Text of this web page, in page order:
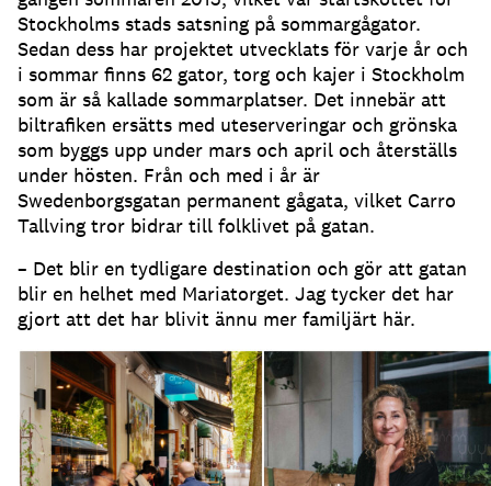
Stockholms stads satsning på sommargågator.
Sedan dess har projektet utvecklats för varje år och
i sommar finns 62 gator, torg och kajer i Stockholm
som är så kallade sommarplatser. Det innebär att
biltrafiken ersätts med uteserveringar och grönska
som byggs upp under mars och april och återställs
under hösten. Från och med i år är
Swedenborgsgatan permanent gågata, vilket Carro
Tallving tror bidrar till folklivet på gatan.
– Det blir en tydligare destination och gör att gatan
blir en helhet med Mariatorget. Jag tycker det har
gjort att det har blivit ännu mer familjärt här.